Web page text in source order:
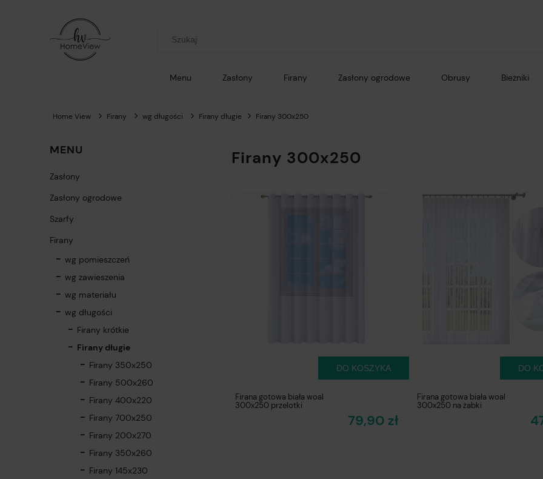
Menu Zasłony Firany Zasłony ogrodowe Obrusy Bieżniki
Home View Firany wg długości Firany długie Firany 300x250
MENU
Zasłony
Zasłony ogrodowe
Szarfy
Firany
wg pomieszczeń
wg zawieszenia
wg materiału
wg długości
Firany krótkie
Firany długie
Firany 350x250
Firany 500x260
Firany 400x220
Firany 700x250
Firany 200x270
Firany 350x260
Firany 145x230
Firany 300x250
Firana gotowa biała woal
300x250 przelotki
79,90 zł
DO KOSZYKA
Firana gotowa biała woal
300x250 na żabki
DO